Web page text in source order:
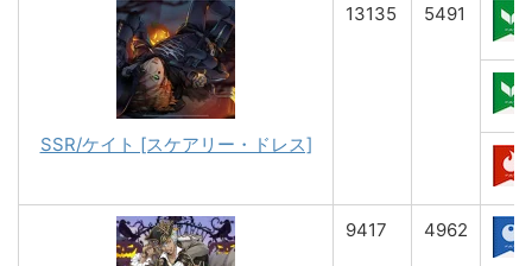
SSR/ケイト [スケアリー・ドレス]
13135 5491
9417 4962